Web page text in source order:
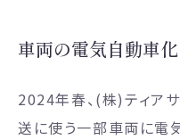
車両の電気自動車化
2024年春、(株)ティア
送に使う一部車両に電